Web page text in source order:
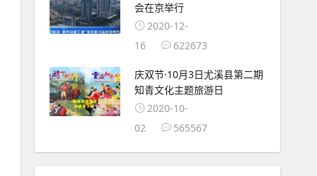
会在京举行
2020-12-
16
622673
庆双节·10月3日尤溪县第二期
知青文化主题旅游日
2020-10-
02
565567